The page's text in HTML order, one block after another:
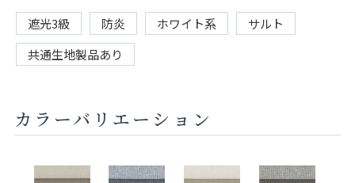
遮光3級 防炎 ホワイト系
サルト
共通生地製品あり
カラーバリエーション